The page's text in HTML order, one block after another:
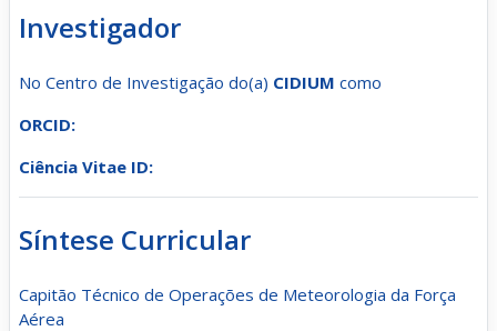
Investigador
No Centro de Investigação do(a) CIDIUM como
ORCID:
Ciência Vitae ID:
Síntese Curricular
Capitão Técnico de Operações de Meteorologia da Força
Aérea